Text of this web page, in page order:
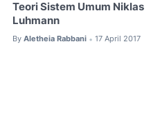
Teori Sistem Umum Niklas
Luhmann
By Aletheia Rabbani • 17 April 2017